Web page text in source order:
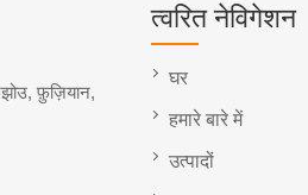
फ़ुज़ियान,
त्वरित नेविगेशन
घर
हमारे बारे में
उत्पादों